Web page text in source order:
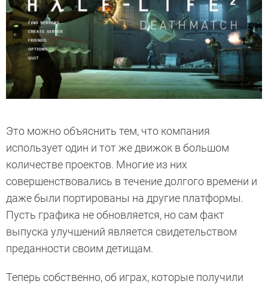
Это можно объяснить тем, что компания
использует один и тот же движок в большом
количестве проектов. Многие из них
совершенствовались в течение долгого времени и
даже были портированы на другие платформы.
Пусть графика не обновляется, но сам факт
выпуска улучшений является свидетельством
преданности своим детищам.
Теперь собственно, об играх, которые получили